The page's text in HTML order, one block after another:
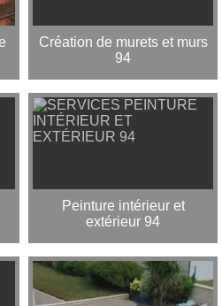
Création de murets et murs
94
Peinture intérieur et
extérieur 94